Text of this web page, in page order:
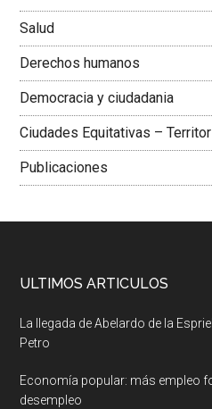
Salud
Derechos humanos
Democracia y ciudadania
Ciudades Equitativas –
Publicaciones
ULTIMOS ARTICULOS
La llegada de Abelardo de la
Petro
Economía popular: más empleo
desempleo